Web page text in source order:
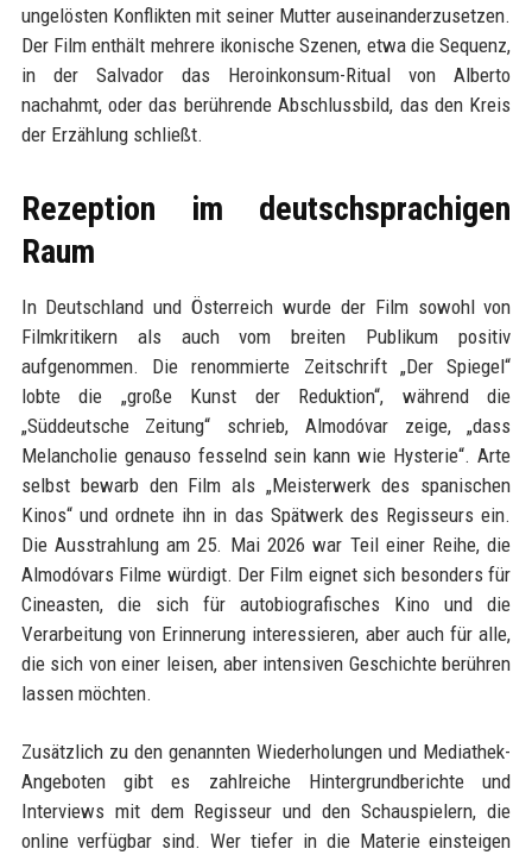
ungelösten Konflikten mit seiner Mutter auseinanderzusetzen.
Der Film enthält mehrere ikonische Szenen, etwa die Sequenz,
in der Salvador das Heroinkonsum-Ritual von Alberto
nachahmt, oder das berührende Abschlussbild, das den Kreis
der Erzählung schließt.
Rezeption im deutschsprachigen
Raum
In Deutschland und Österreich wurde der Film sowohl von
Filmkritikern als auch vom breiten Publikum positiv
aufgenommen. Die renommierte Zeitschrift „Der Spiegel“
lobte die „große Kunst der Reduktion“, während die
„Süddeutsche Zeitung“ schrieb, Almodóvar zeige, „dass
Melancholie genauso fesselnd sein kann wie Hysterie“. Arte
selbst bewarb den Film als „Meisterwerk des spanischen
Kinos“ und ordnete ihn in das Spätwerk des Regisseurs ein.
Die Ausstrahlung am 25. Mai 2026 war Teil einer Reihe, die
Almodóvars Filme würdigt. Der Film eignet sich besonders für
Cineasten, die sich für autobiografisches Kino und die
Verarbeitung von Erinnerung interessieren, aber auch für alle,
die sich von einer leisen, aber intensiven Geschichte berühren
lassen möchten.
Zusätzlich zu den genannten Wiederholungen und Mediathek-
Angeboten gibt es zahlreiche Hintergrundberichte und
Interviews mit dem Regisseur und den Schauspielern, die
online verfügbar sind. Wer tiefer in die Materie einsteigen